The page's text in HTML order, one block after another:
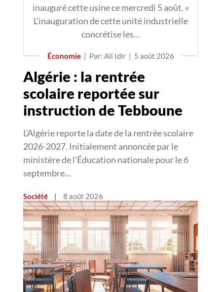
inauguré cette usine ce mercredi 5 août. «
L’inauguration de cette unité industrielle
concrétise les…
Économie | Par: Ali Idir | 5 août 2026
Algérie : la rentrée
scolaire reportée sur
instruction de Tebboune
L’Algérie reporte la date de la rentrée scolaire
2026-2027. Initialement annoncée par le
ministère de l’Éducation nationale pour le 6
septembre…
Société | 8 août 2026